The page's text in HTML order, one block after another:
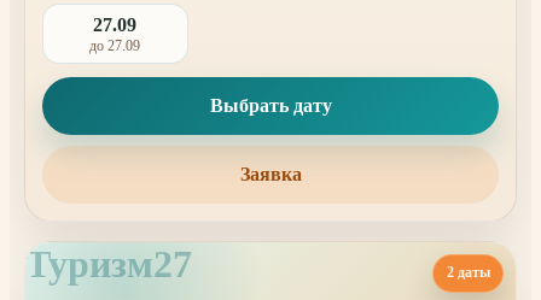
27.09
до 27.09
Выбрать дату
Заявка
Туризм27 2 даты